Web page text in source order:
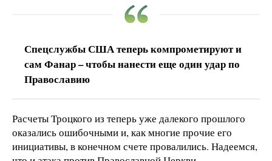
Спецслужбы США теперь компрометируют и
сам Фанар – чтобы нанести еще один удар по
Православию
Расчеты Троцкого из теперь уже далекого прошлого
оказались ошибочными и, как многие прочие его
инициативы, в конечном счете провалились. Надеемся,